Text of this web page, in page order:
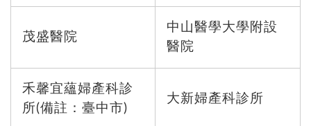
茂盛醫院
中山醫學大學附設
醫院
禾馨宜蘊婦產科診
所(備註：臺中市)
大新婦產科診所